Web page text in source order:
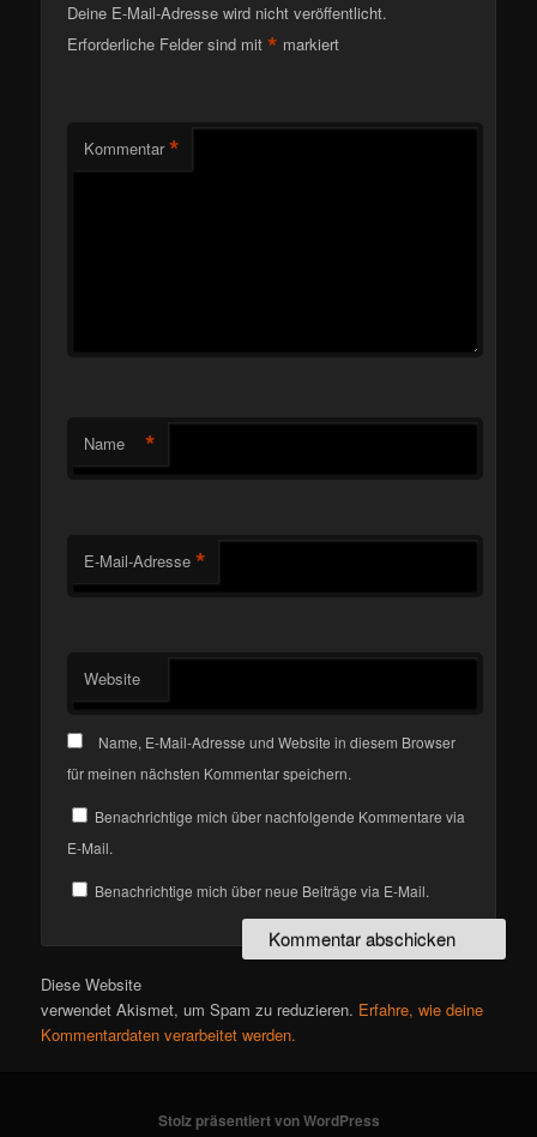
Deine E-Mail-Adresse wird nicht veröffentlicht.
Erforderliche Felder sind mit* markiert
Kommentar *
Name *
E-Mail-Adresse *
Website
Name, E-Mail-Adresse und Website in diesem Browser
für meinen nächsten Kommentar speichern.
Benachrichtige mich über nachfolgende Kommentare via
E-Mail.
Benachrichtige mich über neue Beiträge via E-Mail.
Diese Website
verwendet Akismet, um Spam zu reduzieren. Erfahre, wie deine
Kommentardaten verarbeitet werden.
Stolz präsentiert von WordPress